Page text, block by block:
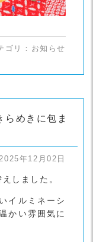
ゴリ： お知らせ
らめきに包ま
年12月02日
しました。
イルミネーシ
かい雰囲気に